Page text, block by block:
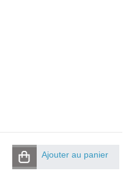
Ajouter au panier